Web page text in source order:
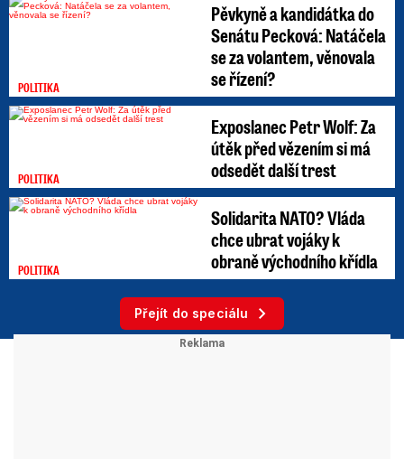
POLITIKA
Pěvkyně a kandidátka do
Senátu Pecková: Natáčela
se za volantem, věnovala
se řízení?
POLITIKA
Exposlanec Petr Wolf: Za
útěk před vězením si má
odsedět další trest
POLITIKA
Solidarita NATO? Vláda
chce ubrat vojáky k
obraně východního křídla
Přejít do speciálu